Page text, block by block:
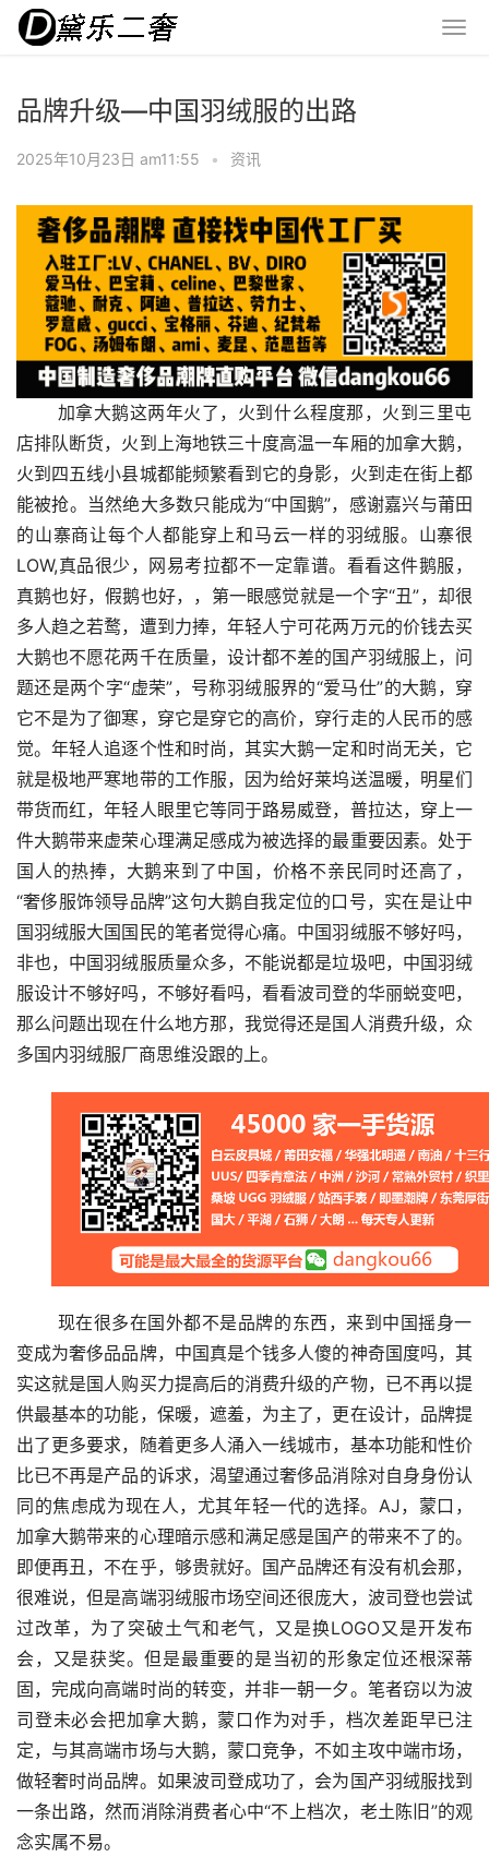
品牌升级—中国羽绒服的出路
2025年10月23日 am11:55 • 资讯
店排队断货，火到上海地铁三十度高温一车厢的加拿大鹅，
火到四五线小县城都能频繁看到它的身影，火到走在街上都
能被抢。当然绝大多数只能成为“中国鹅”，感谢嘉兴与莆田
的山寨商让每个人都能穿上和马云一样的羽绒服。山寨很
LOW,真品很少，网易考拉都不一定靠谱。看看这件鹅服，
真鹅也好，假鹅也好，，第一眼感觉就是一个字“丑”，却很
多人趋之若鹜，遭到力捧，年轻人宁可花两万元的价钱去买
大鹅也不愿花两千在质量，设计都不差的国产羽绒服上，问
题还是两个字“虚荣”，号称羽绒服界的“爱马仕”的大鹅，穿
它不是为了御寒，穿它是穿它的高价，穿行走的人民币的感
觉。年轻人追逐个性和时尚，其实大鹅一定和时尚无关，它
就是极地严寒地带的工作服，因为给好莱坞送温暖，明星们
带货而红，年轻人眼里它等同于路易威登，普拉达，穿上一
件大鹅带来虚荣心理满足感成为被选择的最重要因素。处于
国人的热捧，大鹅来到了中国，价格不亲民同时还高了，
“奢侈服饰领导品牌”这句大鹅自我定位的口号，实在是让中
国羽绒服大国国民的笔者觉得心痛。中国羽绒服不够好吗，
非也，中国羽绒服质量众多，不能说都是垃圾吧，中国羽绒
服设计不够好吗，不够好看吗，看看波司登的华丽蜕变吧，
那么问题出现在什么地方那，我觉得还是国人消费升级，众
多国内羽绒服厂商思维没跟的上。
变成为奢侈品品牌，中国真是个钱多人傻的神奇国度吗，其
实这就是国人购买力提高后的消费升级的产物，已不再以提
供最基本的功能，保暖，遮羞，为主了，更在设计，品牌提
出了更多要求，随着更多人涌入一线城市，基本功能和性价
比已不再是产品的诉求，渴望通过奢侈品消除对自身身份认
同的焦虑成为现在人，尤其年轻一代的选择。AJ，蒙口，
加拿大鹅带来的心理暗示感和满足感是国产的带来不了的。
即便再丑，不在乎，够贵就好。国产品牌还有没有机会那，
很难说，但是高端羽绒服市场空间还很庞大，波司登也尝试
过改革，为了突破土气和老气，又是换LOGO又是开发布
会，又是获奖。但是最重要的是当初的形象定位还根深蒂
固，完成向高端时尚的转变，并非一朝一夕。笔者窃以为波
司登未必会把加拿大鹅，蒙口作为对手，档次差距早已注
定，与其高端市场与大鹅，蒙口竞争，不如主攻中端市场，
做轻奢时尚品牌。如果波司登成功了，会为国产羽绒服找到
一条出路，然而消除消费者心中“不上档次，老土陈旧”的观
念实属不易。